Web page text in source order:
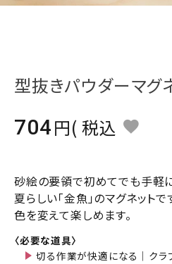
お問い合わせ
ACCOUNT MENU
ようこそ ゲスト 様
meeting_room
型抜きパウダーマグネ
704
税込
砂絵の要領で初めてでも手軽
夏らしい「金魚」のマグネット
色を変えて楽しめます。
〈必要な道具〉
切る作業が快適になる｜クラ